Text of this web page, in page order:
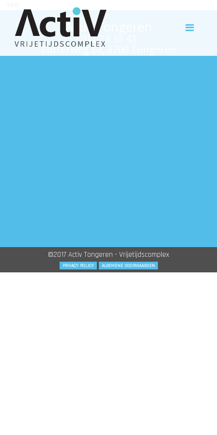
Activ Tongeren
012 23 33 43
Rutterweg 63, 3700 Tongeren
©2017 Activ Tongeren - Vrijetijdscomplex
PRIVACY POLICY ALGEMENE VOORWAARDEN